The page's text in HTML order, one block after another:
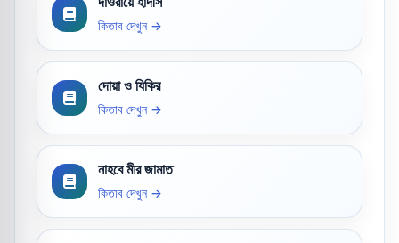
কিতাব দেখুন →
দোয়া ও যিকির
কিতাব দেখুন →
নাহবে মীর জামাত
কিতাব দেখুন →